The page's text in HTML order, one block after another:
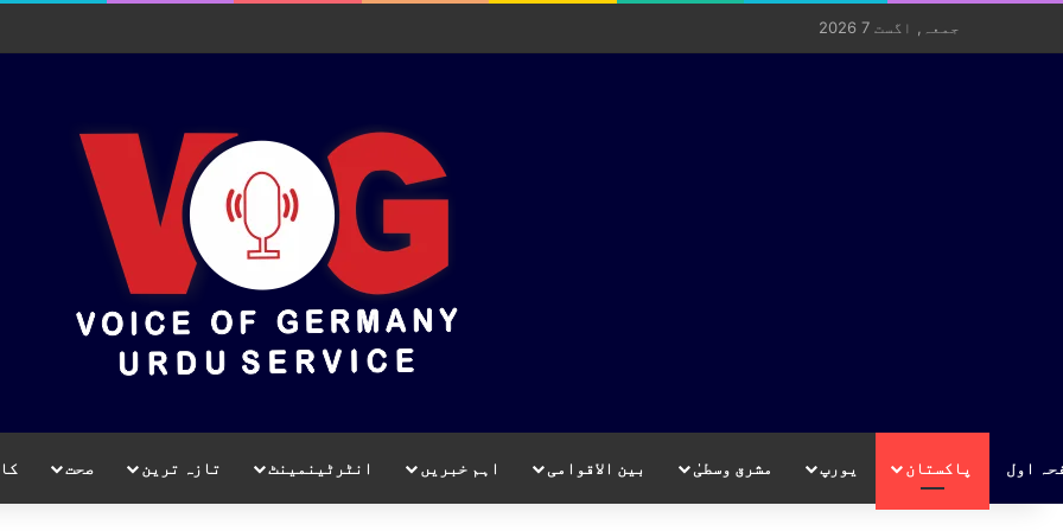
جمعہ, اگست 7 2026
اول پاکستان یورپ مشرق وسطیٰ بین الاقوامی اہم خبریں انٹرٹینمینٹ تازہ ترین صحت